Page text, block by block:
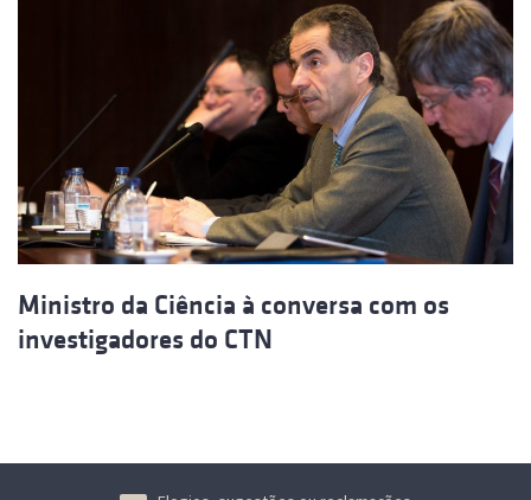
Ministro da Ciência à conversa com os
investigadores do CTN